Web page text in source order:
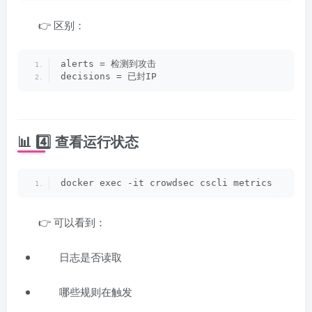
👉 区别：
alerts = 检测到攻击
decisions = 已封IP
📊 4️⃣ 查看运行状态
docker exec -it crowdsec cscli metrics
👉 可以看到：
日志是否读取
哪些规则在触发